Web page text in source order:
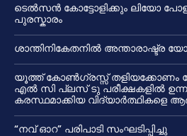
ടെൽസൻ കോട്ടോളിക്കും ലിയോ
പുരസ്കാരം
ശാന്തിനികേതനിൽ അന്താരാഷ്ട്ര
യൂത്ത് കോൺഗ്രസ്സ് തളിയക്കോണം
എൽ സി പ്ലസ് ടു പരീക്ഷകളിൽ
കരസ്ഥമാക്കിയ വിദ്യാർത്ഥികളെ
“നവ് ഓറ” പരിപാടി സംഘടിപ്പിച്ചു